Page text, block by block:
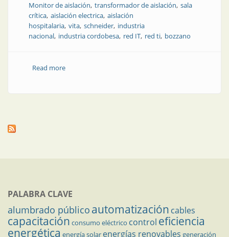
Monitor de aislación transformador de aislación sala
crítica aislación electrica aislación
hospitalaria vita schneider industria
nacional industria cordobesa red IT red ti bozzano
Read moreabout La empresa argentina que revoluciona el
PALABRA CLAVE
alumbrado público automatización cables
capacitación consumo eléctrico control eficiencia
energética energía solar energías renovables generación